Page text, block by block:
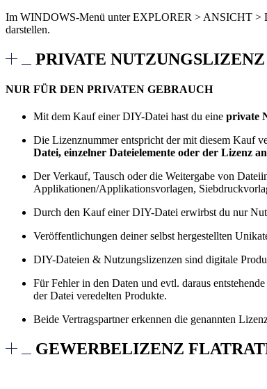
Im WINDOWS-Menü unter EXPLORER > ANSICHT >
darstellen.
PRIVATE NUTZUNGSLIZENZ
NUR FÜR DEN PRIVATEN GEBRAUCH
Mit dem Kauf einer DIY-Datei hast du eine private
Die Lizenznummer entspricht der mit diesem Kauf
Datei, einzelner Dateielemente oder der Lizenz
Der Verkauf, Tausch oder die Weitergabe von
Applikationen/Applikationsvorlagen,
Durch den Kauf einer DIY-Datei erwirbst du nur
Veröffentlichungen deiner selbst hergestellten
DIY-Dateien & Nutzungslizenzen sind digitale
Für Fehler in den Daten und evtl. daraus
der Datei veredelten Produkte.
Beide Vertragspartner erkennen die genannten
GEWERBELIZENZ